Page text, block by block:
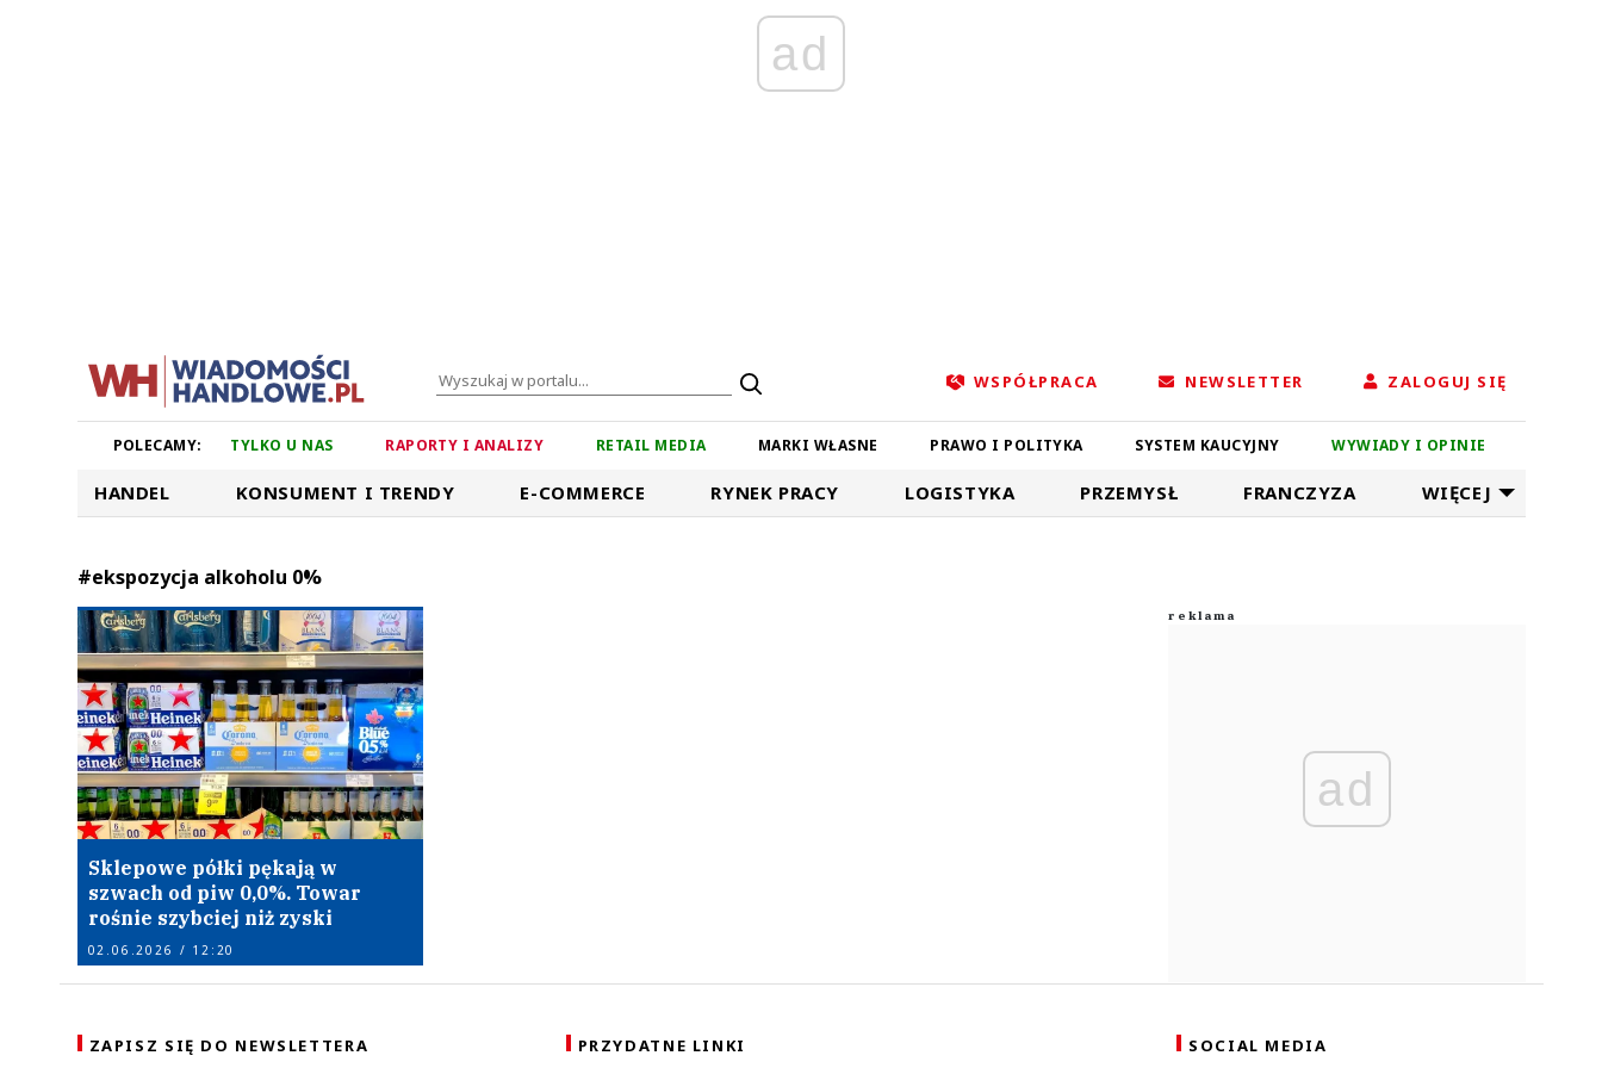
ad
WSPÓŁPRACA NEWSLETTER ZALOGUJ SIĘ
POLECAMY: TYLKO U NAS RAPORTY I ANALIZY RETAIL MEDIA MARKI WŁASNE PRAWO I POLITYKA SYSTEM KAUCYJNY WYWIADY I OPINIE
HANDEL KONSUMENT I TRENDY E-COMMERCE RYNEK PRACY LOGISTYKA PRZEMYSŁ FRANCZYZA WIĘCEJ
#ekspozycja alkoholu 0%
Sklepowe półki pękają w
szwach od piw 0,0%. Towar
rośnie szybciej niż zyski
02.06.2026 / 12:20
ad
ZAPISZ SIĘ DO NEWSLETTERA PRZYDATNE LINKI SOCIAL MEDIA